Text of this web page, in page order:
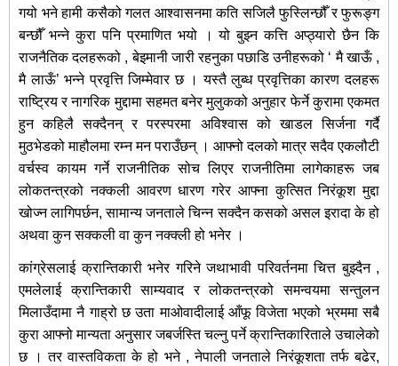
गयो भने हामी कसैको गलत आश्वासनमा कति सजिलै फुस्लिन्छौँ र फुरूङ्ग
बन्छौँ भन्ने कुरा पनि प्रमाणित भयो । यो बुझ्न कत्ति अप्ठ्यारो छैन कि
राजनैतिक दलहरूको , बेइमानी जारी रहनुका पछाडि उनीहरूको ‘ मै खाऊँ ,
मै लाऊँ’ भन्ने प्रवृत्ति जिम्मेवार छ । यस्तै लुब्ध प्रवृत्तिका कारण दलहरू
राष्ट्रिय र नागरिक मुद्दामा सहमत बनेर मुलुकको अनुहार फेर्ने कुरामा एकमत
हुन कहिलै सक्दैनन् र परस्परमा अविश्वास को खाडल सिर्जना गर्दै
मुठभेडको माहौलमा रम्न मन पराउँछन् । आफ्नो दलको मात्र सदैव एकलौटी
वर्चस्व कायम गर्ने राजनीतिक सोच लिएर राजनीतिमा लागेकाहरू जब
लोकतन्त्रको नक्कली आवरण धारण गरेर आफ्ना कुत्सित निरंकूश मुद्दा
खोज्न लागिपर्छन, सामान्य जनताले चिन्न सक्दैन कसको असल इरादा के हो
अथवा कुन सक्कली वा कुन नक्क्ली हो भनेर ।
कांग्रेसलाई क्रान्तिकारी भनेर गरिने जथाभावी परिवर्तनमा चित्त बुझ्दैन ,
एमलेलाई क्रान्तिकारी साम्यवाद र लोकतन्त्रको समन्वयमा सन्तुलन
मिलाउँदामा नै गाह्रो छ उता माओवादीलाई आँफू विजेता भएको भ्रममा सबै
कुरा आफ्नो मान्यता अनुसार जबर्जस्ति चल्नु पर्ने क्रान्तिकारिताले उचालेको
छ । तर वास्तविकता के हो भने , नेपाली जनताले निरंकूशता तर्फ बढेर,